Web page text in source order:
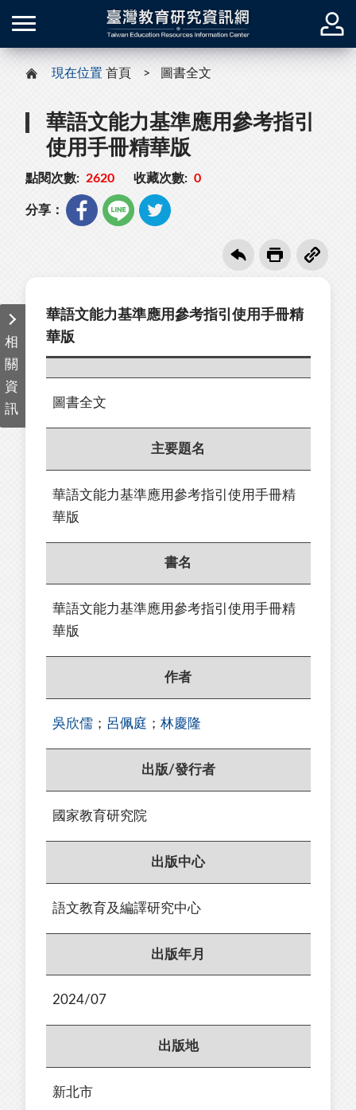
現在位置 首頁 圖書全文
華語文能力基準應用參考指引
使用手冊精華版
點閱次數: 2620 收藏次數: 0
分享：
相
關
資
訊
華語文能力基準應用參考指引使用手冊精
華版
圖書全文
主要題名
華語文能力基準應用參考指引使用手冊精
華版
書名
華語文能力基準應用參考指引使用手冊精
華版
作者
吳欣儒 ； 呂佩庭 ； 林慶隆
出版/發行者
國家教育研究院
出版中心
語文教育及編譯研究中心
出版年月
2024/07
出版地
新北市